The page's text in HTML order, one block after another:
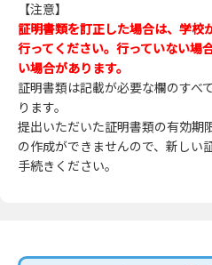
【注意】
証明書類を訂正した場合は、学校
行ってください。行っていない場
い場合があります。
証明書類は記載が必要な欄のすべ
ります。
提出いただいた証明書類の有効期
の作成ができませんので、新しい
手続きください。